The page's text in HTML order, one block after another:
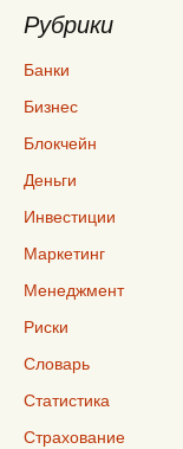
Рубрики
Банки
Бизнес
Блокчейн
Деньги
Инвестиции
Маркетинг
Менеджмент
Риски
Словарь
Статистика
Страхование